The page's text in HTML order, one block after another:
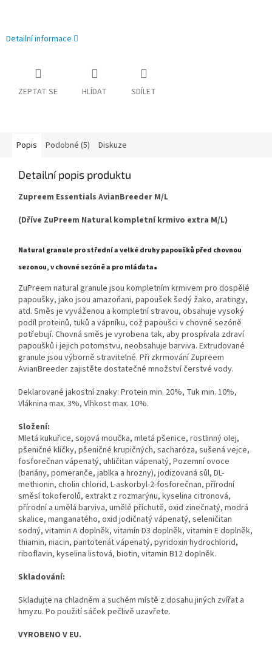
Detailní informace
ZEPTAT SE HLÍDAT SDÍLET
Popis Podobné (5) Diskuze
Detailní popis produktu
Zupreem Essentials AvianBreeder M/L
(Dříve ZuPreem Natural kompletní krmivo extra M/L)
Natural granule pro střední a velké druhy papoušků před chovnou
sezonou, v chovné sezóně a pro mláďata.
ZuPreem natural granule jsou kompletním krmivem pro dospělé
papoušky, jako jsou amazoňani, papoušek šedý žako, aratingy,
atd. Směs je vyváženou a kompletní stravou, obsahuje vysoký
podíl proteinů, tuků a vápníku, což papoušci v chovné sezóně
potřebují. Chovná směs je vyrobena tak, aby prospívala zdraví
papoušků i jejich potomstvu, neobsahuje barviva. Extrudované
granule jsou výborně stravitelné. Při zkrmování Zupreem
AvianBreeder zajistěte dostatečné množství čerstvé vody.
Deklarované jakostní znaky: Protein min. 20%, Tuk min. 10%,
Vláknina max. 3%, Vlhkost max. 10%.
Složení:
Mletá kukuřice, sojová moučka, mletá pšenice, rostlinný olej,
pšeničné klíčky, pšeničné krupičných, sacharóza, sušená vejce,
fosforečnan vápenatý, uhličitan vápenatý, Pozemní ovoce
(banány, pomeranče, jablka a hrozny), jodizovaná sůl, DL-
methionin, cholin chlorid, L-askorbyl-2-fosforečnan, přírodní
směsí tokoferolů, extrakt z rozmarýnu, kyselina citronová,
přírodní a umělá barviva, umělé příchutě, oxid zinečnatý, modrá
skalice, manganatého, oxid jodičnatý vápenatý, seleničitan
sodný, vitamin A doplněk, vitamín D3 doplněk, vitamin E doplněk,
thiamin, niacin, pantotenát vápenatý, pyridoxin hydrochlorid,
riboflavin, kyselina listová, biotin, vitamin B12 doplněk.
Skladování:
Skladujte na chladném a suchém místě z dosahu jiných zvířat a
hmyzu. Po použití sáček pečlivě uzavřete.
VYROBENO V EU.